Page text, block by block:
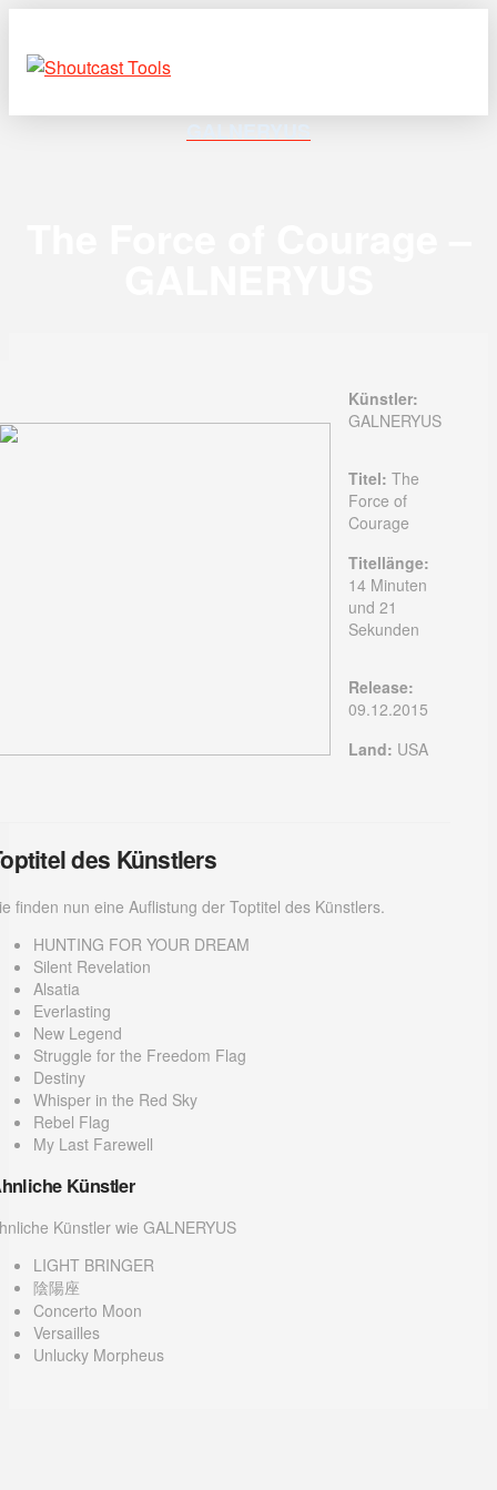
GALNERYUS
Künstler:
GALNERYUS
Titel: The
Force of
Courage
Titellänge:
14 Minuten
und 21
Sekunden
Release:
09.12.2015
Land: USA
des Künstlers
finden nun eine Auflistung der Toptitel des Künstlers.
HUNTING FOR YOUR DREAM
Silent Revelation
Alsatia
Everlasting
New Legend
Struggle for the Freedom Flag
Destiny
Whisper in the Red Sky
Rebel Flag
My Last Farewell
Künstler
Künstler wie GALNERYUS
LIGHT BRINGER
陰陽座
Concerto Moon
Versailles
Unlucky Morpheus